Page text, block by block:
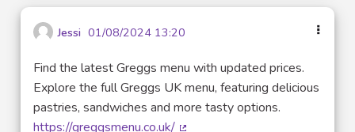
Jessi 01/08/2024 13:20
Find the latest Greggs menu with updated prices.
Explore the full Greggs UK menu, featuring delicious
pastries, sandwiches and more tasty options.
https://greggsmenu.co.uk/